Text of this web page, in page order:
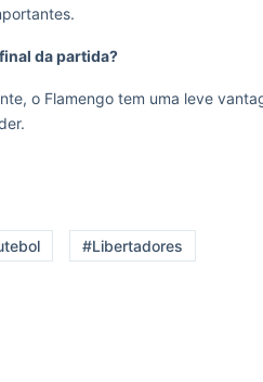
da partida?
o Flamengo tem uma leve
#Libertadores